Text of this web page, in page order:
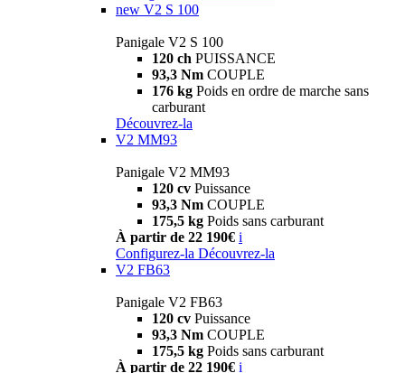
new V2 S 100
Panigale V2 S 100
120 ch PUISSANCE
93,3 Nm COUPLE
176 kg Poids en ordre de marche sans
carburant
Découvrez-la
V2 MM93
Panigale V2 MM93
120 cv Puissance
93,3 Nm COUPLE
175,5 kg Poids sans carburant
À partir de 22 190€ i
Configurez-la Découvrez-la
V2 FB63
Panigale V2 FB63
120 cv Puissance
93,3 Nm COUPLE
175,5 kg Poids sans carburant
À partir de 22 190€ i